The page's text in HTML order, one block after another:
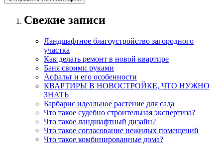
Свежие записи
Ландшафтное благоустройство загородного
участка
Как делать ремонт в новой квартире
Баня своими руками
Асфальт и его особенности
КВАРТИРЫ В НОВОСТРОЙКЕ, ЧТО НУЖНО
ЗНАТЬ
Барбарис идеальное растение для сада
Что такое судебно строительная экспертиза?
Что такое ландшафтный дизайн?
Что такое согласование нежилых помещений
Что такое комбинированные дома?